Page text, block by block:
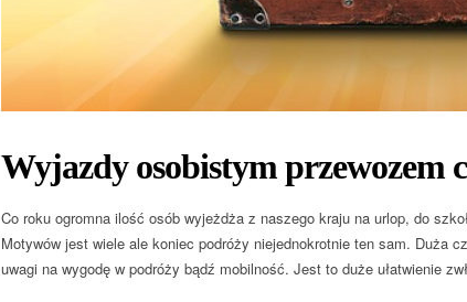
Wyjazdy osobistym przewozem
Co roku ogromna ilość osób wyjeżdża z naszego kraju na urlop, do
Motywów jest wiele ale koniec podróży niejednokrotnie ten sam. Duża
uwagi na wygodę w podróży bądź mobilność. Jest to duże ułatwienie